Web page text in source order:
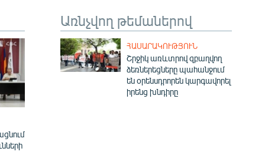
Առնչվող թեմաներով
ՀԱՍԱՐԱԿՈՒԹՅՈՒՆ
Շրջիկ առևտրով զբաղվող
ձեռներեցները պահանջում
են օրենսդրորեն կարգավորել
իրենց խնդիրը